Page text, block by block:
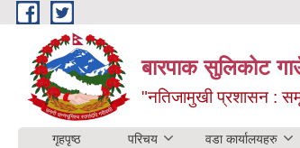
Skip to main content
बारपाक सुलिकोट
"नतिजामुखी प्रशासन :
गृहपृष्ठ परिचय वडा कार्यालयहरु